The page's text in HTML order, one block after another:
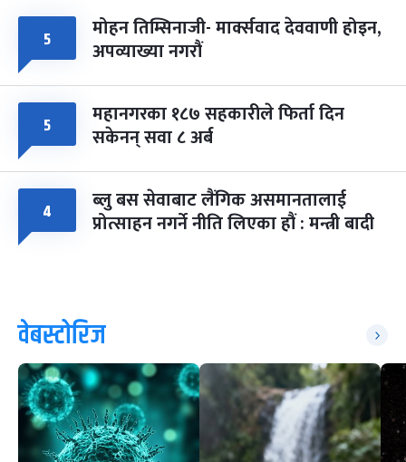
५ मोहन तिम्सिनाजी- मार्क्सवाद देववाणी होइन,
अपव्याख्या नगरौं
५ महानगरका १८७ सहकारीले फिर्ता दिन
सकेनन् सवा ८ अर्ब
४ ब्लु बस सेवाबाट लैंगिक असमानतालाई
प्रोत्साहन नगर्ने नीति लिएका हौं : मन्त्री बादी
वेबस्टोरिज